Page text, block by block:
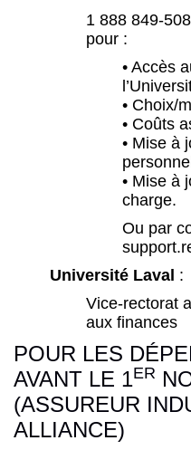
1 888 849-
pour :
• Accès
• Choix/
• Coûts
• Mise à
• Mise à
charge.
Ou par
Université Laval :
Vice-rectorat
aux finances
POUR LES
AVANT LE 1ER
(ASSUREUR
ALLIANCE)